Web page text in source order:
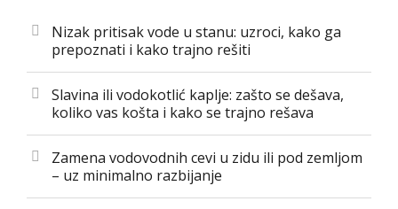
Nizak pritisak vode u stanu: uzroci, kako ga
prepoznati i kako trajno rešiti
Slavina ili vodokotlić kaplje: zašto se dešava,
koliko vas košta i kako se trajno rešava
Zamena vodovodnih cevi u zidu ili pod zemljom
– uz minimalno razbijanje